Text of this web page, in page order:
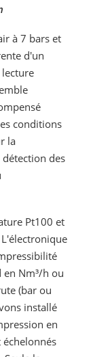
à 7 bars et
d'un
lecture
conditions
la
des
Pt100 et
Nm³/h ou
(bar ou
installé
en